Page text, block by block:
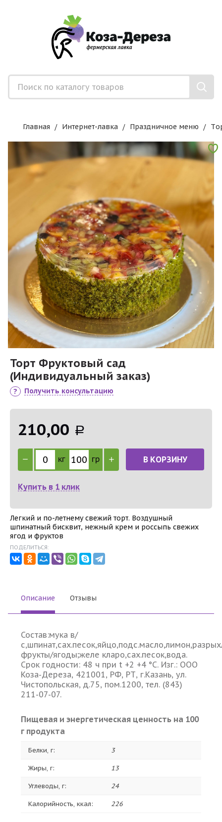
Главная Интернет-лавка Праздничное меню
Торт Фруктовый сад
(Индивидуальный заказ)
Получить консультацию
210,00 Р
кг гр В КОРЗИНУ
Купить в 1 клик
Легкий и по-летнему свежий торт. Воздушный
шпинатный бисквит, нежный крем и россыпь свежих
ягод и фруктов
ПОДЕЛИТЬСЯ:
Описание Отзывы
Состав:мука в/
фрукты/ягоды;желе кларо,сах.песок,вода.
Срок годности: 48 ч при t +2 +4 °С. Изг.: ООО
Коза-Дереза, 421001, РФ, РТ, г.Казань, ул.
Чистопольская, д.75, пом.1200, тел. (843)
211-07-07.
Пищевая и энергетическая ценность на 100
г продукта
Белки, г: 3
Жиры, г: 13
Углеводы, г: 24
Калорийность, ккал: 226